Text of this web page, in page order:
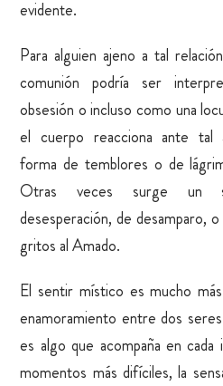
evidente.
Para alguien ajeno a tal
comunión podría ser
obsesión o incluso como una
el cuerpo reacciona ante tal
forma de temblores o de
Otras veces surge un
desesperación, de desamparo,
gritos al Amado.
El sentir místico es mucho
enamoramiento entre dos
es algo que acompaña en
momentos más difíciles, la